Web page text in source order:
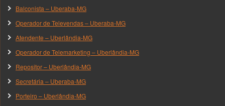
Balconista – Uberaba-MG
Operador de Televendas – Uberaba-MG
Atendente – Uberlândia-MG
Operador de Telemarketing – Uberlândia-MG
Repositor – Uberlândia-MG
Secretária – Uberaba-MG
Porteiro – Uberlândia-MG